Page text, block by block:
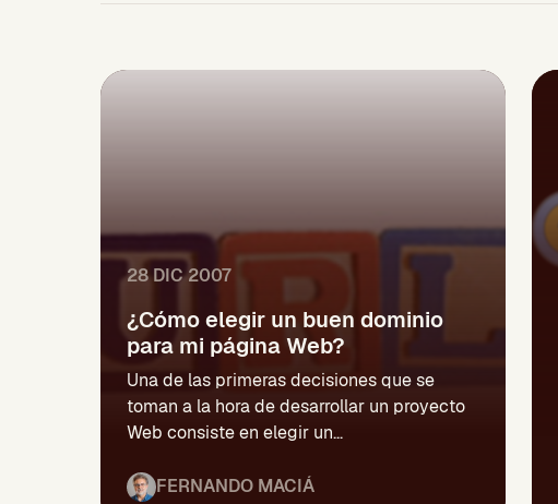
28 DIC 2007
¿Cómo elegir un buen dominio
para mi página Web?
Una de las primeras decisiones que se
toman a la hora de desarrollar un proyecto
Web consiste en elegir un...
FERNANDO MACIÁ